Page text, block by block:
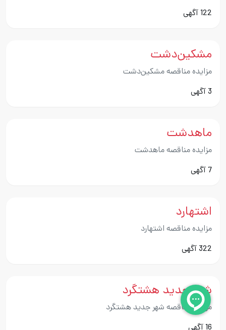
122 آگهی
مشکین‌دشت
مزایده مناقصه مشکین‌دشت
3 آگهی
ماهدشت
مزایده مناقصه ماهدشت
7 آگهی
اشتهارد
مزایده مناقصه اشتهارد
322 آگهی
شهر جدید هشتگرد
مزایده مناقصه شهر جدید هشتگرد